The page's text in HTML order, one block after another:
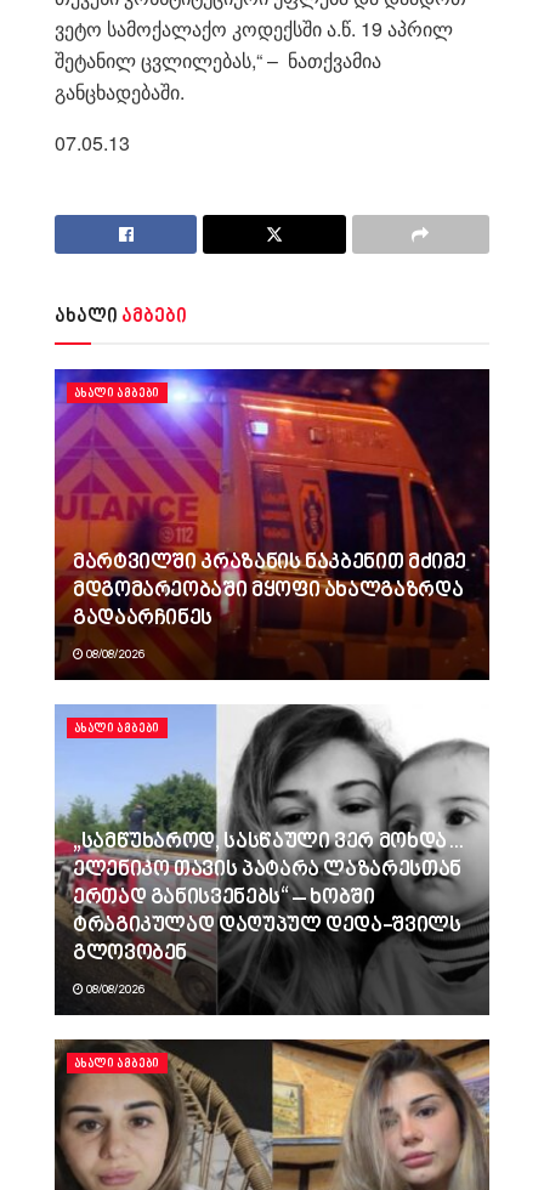
ვეტო სამოქალაქო კოდექსში ა.წ. 19 აპრილ
შეტანილ ცვლილებას,“ – ნათქვამია
განცხადებაში.
07.05.13
ახალი ამბები
ᲐᲮᲐᲚᲘ ᲐᲛᲑᲔᲑᲘ
მარტვილში კრაზანის ნაკბენით მძიმე
მდგომარეობაში მყოფი ახალგაზრდა
გადაარჩინეს
08/08/2026
ᲐᲮᲐᲚᲘ ᲐᲛᲑᲔᲑᲘ
„სამწუხაროდ, სასწაული ვერ მოხდა…
ელენიკო თავის პატარა ლაზარესთან
ერთად განისვენებს“ – ხობში
ტრაგიკულად დაღუპულ დედა-შვილს
გლოვობენ
08/08/2026
ᲐᲮᲐᲚᲘ ᲐᲛᲑᲔᲑᲘ